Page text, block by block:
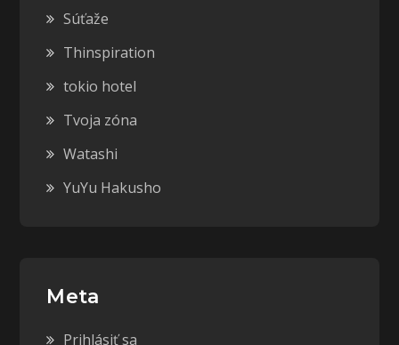
Súťaže
Thinspiration
tokio hotel
Tvoja zóna
Watashi
YuYu Hakusho
Meta
Prihlásiť sa